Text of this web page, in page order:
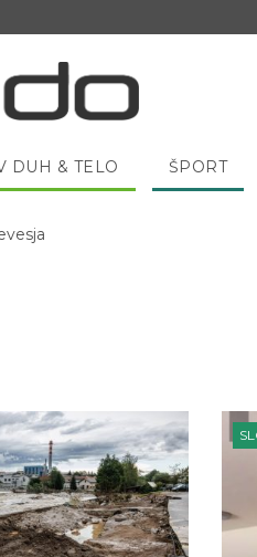
DUH & TELO ŠPORT